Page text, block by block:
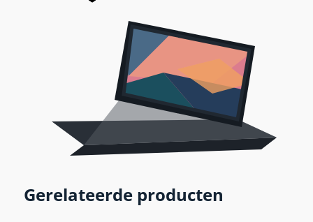
Gerelateerde producten